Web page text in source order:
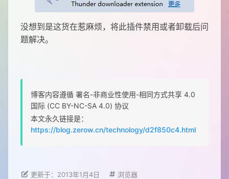
没想到是这货在惹麻烦，将此插件禁用或者卸载后问
题解决。
博客内容遵循 署名-非商业性使用-相同方式共享 4.0
国际 (CC BY-NC-SA 4.0) 协议
本文永久链接是：
https://blog.zerow.cn/technology/d2f850c4.html
更新于：2013年1月4日 浏览器